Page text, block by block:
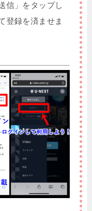
信」をタップし
登録を済ませま